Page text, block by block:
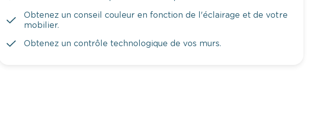
Obtenez un conseil couleur en fonction de l'éclairage et de votre
mobilier.
Obtenez un contrôle technologique de vos murs.